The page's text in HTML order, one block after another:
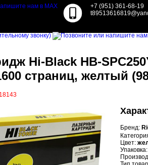
+7 (951) 361-68-19
звонку)
Hi-Black HB-
страниц, желтый
Бренд:
Цвет:
Упаковка: